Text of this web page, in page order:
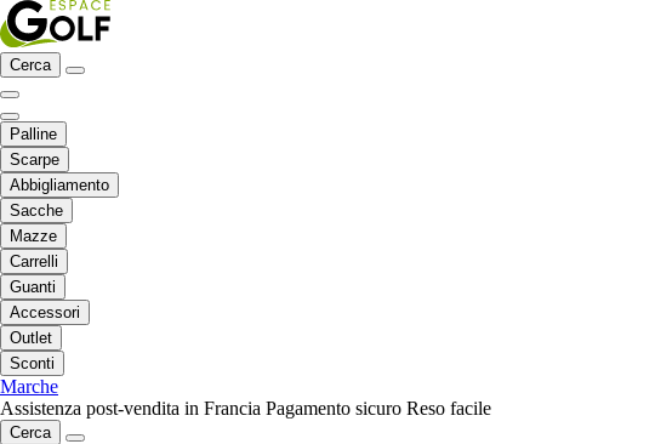
Cerca
Palline
Scarpe
Abbigliamento
Sacche
Mazze
Carrelli
Guanti
Accessori
Outlet
Sconti
Marche
Assistenza post-vendita in Francia Pagamento sicuro Reso facile
Cerca